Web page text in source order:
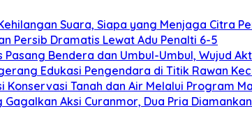
Suara, Siapa yang Menjaga Citra
Persib Dramatis Lewat Adu Penalti 6-5
Bendera dan Umbul-Umbul, Wujud
Edukasi Pengendara di Titik Rawan
Tanah dan Air Melalui Program
Aksi Curanmor, Dua Pria Diamankan